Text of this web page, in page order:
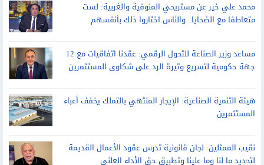
أهم الأخبار
محمد علي خير عن مستريحي المنوفية والغربية: لست
متعاطفا مع الضحايا.. والناس اختاروا ذلك بأنفسهم
مساعد وزير الصناعة للتحول الرقمي: عقدنا اتفاقيات مع 12
جهة حكومية لتسريع وتيرة الرد على شكاوى المستثمرين
هيئة التنمية الصناعية: الإيجار المنتهي بالتملك يخفف أعباء
المستثمرين